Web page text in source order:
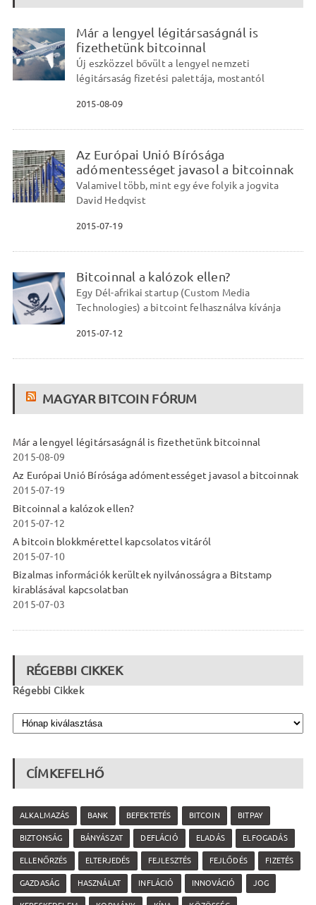
Már a lengyel légitársaságnál is
fizethetünk bitcoinnal
Új eszközzel bővült a lengyel nemzeti
légitársaság fizetési palettája, mostantól
2015-08-09
Az Európai Unió Bírósága
adómentességet javasol a bitcoinnak
Valamivel több, mint egy éve folyik a jogvita
David Hedqvist
2015-07-19
Bitcoinnal a kalózok ellen?
Egy Dél-afrikai startup (Custom Media
Technologies) a bitcoint felhasználva kívánja
2015-07-12
MAGYAR BITCOIN FÓRUM
Már a lengyel légitársaságnál is fizethetünk bitcoinnal
2015-08-09
Az Európai Unió Bírósága adómentességet javasol a bitcoinnak
2015-07-19
Bitcoinnal a kalózok ellen?
2015-07-12
A bitcoin blokkmérettel kapcsolatos vitáról
2015-07-10
Bizalmas információk kerültek nyilvánosságra a Bitstamp
kirablásával kapcsolatban
2015-07-03
RÉGEBBI CIKKEK
Régebbi Cikkek
CÍMKEFELHŐ
ALKALMAZÁS BANK BEFEKTETÉS BITCOIN BITPAY
BIZTONSÁG BÁNYÁSZAT DEFLÁCIÓ ELADÁS ELFOGADÁS
ELLENŐRZÉS ELTERJEDÉS FEJLESZTÉS FEJLŐDÉS FIZETÉS
GAZDASÁG HASZNÁLAT INFLÁCIÓ INNOVÁCIÓ JOG